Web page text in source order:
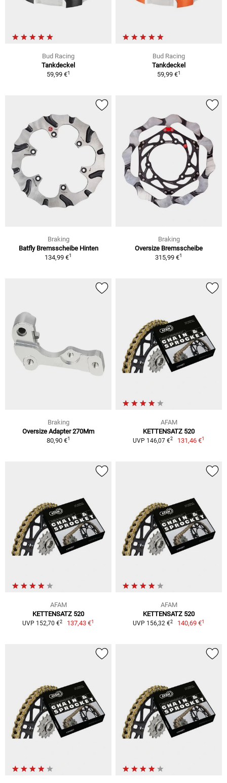
Bud Racing
Tankdeckel
59,99 €1
Bud Racing
Tankdeckel
59,99 €1
Braking
Batfly Bremsscheibe Hinten
134,99 €1
Braking
Oversize Bremsscheibe
315,99 €1
Braking
Oversize Adapter 270Mm
80,90 €1
AFAM
KETTENSATZ 520
UVP 146,07 €2 131,46 €1
AFAM
KETTENSATZ 520
UVP 152,70 €2 137,43 €1
AFAM
KETTENSATZ 520
UVP 156,32 €2 140,69 €1